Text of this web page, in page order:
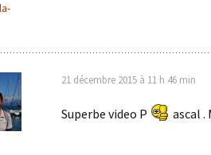
21 décembre 2015 à 11 h 46 min
Superbe video P ascal .